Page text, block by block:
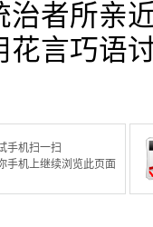
者所亲
言巧语
手机扫一扫
手机上继续浏览此页面